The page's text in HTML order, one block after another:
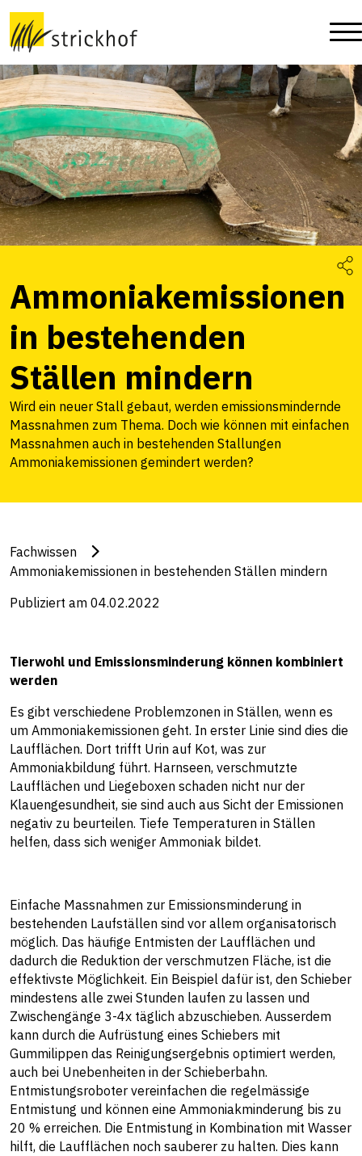
Ammoniakemissionen
in bestehenden
Ställen mindern
Wird ein neuer Stall gebaut, werden emissionsmindernde
Massnahmen zum Thema. Doch wie können mit einfachen
Massnahmen auch in bestehenden Stallungen
Ammoniakemissionen gemindert werden?
Fachwissen
Ammoniakemissionen in bestehenden Ställen mindern
Publiziert am 04.02.2022
Tierwohl und Emissionsminderung können kombiniert
werden
Es gibt verschiedene Problemzonen in Ställen, wenn es
um Ammoniakemissionen geht. In erster Linie sind dies die
Laufflächen. Dort trifft Urin auf Kot, was zur
Ammoniakbildung führt. Harnseen, verschmutzte
Laufflächen und Liegeboxen schaden nicht nur der
Klauengesundheit, sie sind auch aus Sicht der Emissionen
negativ zu beurteilen. Tiefe Temperaturen in Ställen
helfen, dass sich weniger Ammoniak bildet.
Einfache Massnahmen zur Emissionsminderung in
bestehenden Laufställen sind vor allem organisatorisch
möglich. Das häufige Entmisten der Laufflächen und
dadurch die Reduktion der verschmutzen Fläche, ist die
effektivste Möglichkeit. Ein Beispiel dafür ist, den Schieber
mindestens alle zwei Stunden laufen zu lassen und
Zwischengänge 3-4x täglich abzuschieben. Ausserdem
kann durch die Aufrüstung eines Schiebers mit
Gummilippen das Reinigungsergebnis optimiert werden,
auch bei Unebenheiten in der Schieberbahn.
Entmistungsroboter vereinfachen die regelmässige
Entmistung und können eine Ammoniakminderung bis zu
20 % erreichen. Die Entmistung in Kombination mit Wasser
hilft, die Laufflächen noch sauberer zu halten. Dies kann